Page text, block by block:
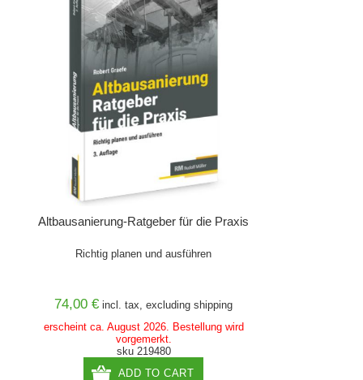
Altbausanierung-Ratgeber für die Praxis
Richtig planen und ausführen
74,00 € incl. tax, excludingshipping
erscheint ca. August 2026. Bestellung wird
vorgemerkt.
sku 219480
ADD TO CART